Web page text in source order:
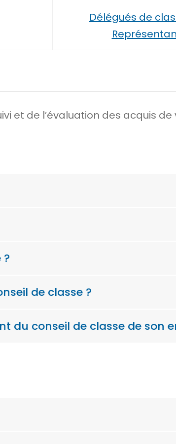
Délégués de
et de l’évaluation des acquis
de classe ?
du conseil de classe de son